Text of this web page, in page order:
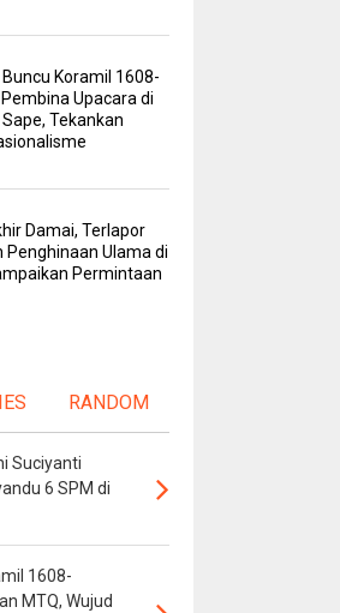
Koramil 1608-
Upacara di
Tekankan
Damai, Terlapor
Penghinaan Ulama di
Permintaan
RANDOM
Suciyanti
6 SPM di
1608-
MTQ, Wujud